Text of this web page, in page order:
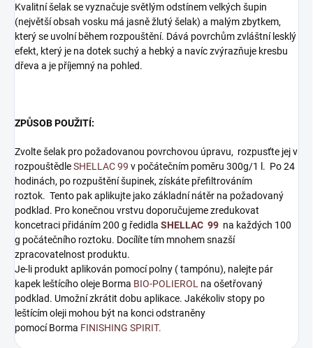
Kvalitní šelak se vyznačuje světlým odstínem velkých šupin
(největší obsah vosku má jasně žlutý šelak) a malým zbytkem,
který se uvolní během rozpouštění. Dává povrchům zvláštní lesklý
efekt, který je na dotek suchý a hebký a navíc zvýrazňuje kresbu
dřeva a je příjemný na pohled.
ZPŮSOB POUŽITÍ:
Zvolte šelak pro požadovanou povrchovou úpravu, rozpusťte jej v
rozpouštědleSHELLAC 99 v počátečním poměru 300g/1 l. Po 24
hodinách, po rozpuštění šupinek, získáte přefiltrováním
roztok. Tento pak aplikujte jako základní nátěr na požadovaný
podklad. Pro konečnou vrstvu doporučujeme zredukovat
koncetraci přidáním 200 g ředidla SHELLAC 99 na každých 100
g počátečního roztoku. Docílíte tím mnohem snazší
zpracovatelnost produktu.
Je-li produkt aplikován pomocí polny ( tampónu), nalejte pár
kapek leštícího oleje Borma BIO-POLIEROL na ošetřovaný
podklad. Umožní zkrátit dobu aplikace. Jakékoliv stopy po
leštícím oleji mohou být na konci odstraněny
pomocí Borma FINISHING SPIRIT.